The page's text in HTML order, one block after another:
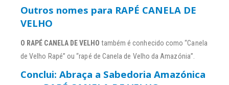
Outros nomes para RAPÉ CANELA DE
VELHO
O RAPÉ CANELA DE VELHO também é conhecido como “Canela
de Velho Rapé” ou “rapé de Canela de Velho da Amazónia”.
Conclui: Abraça a Sabedoria Amazónica